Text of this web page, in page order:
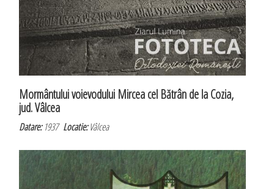
Mormântului voievodului Mircea cel Bătrân de la Cozia,
jud. Vâlcea
Datare:1937Locatie:Vâlcea